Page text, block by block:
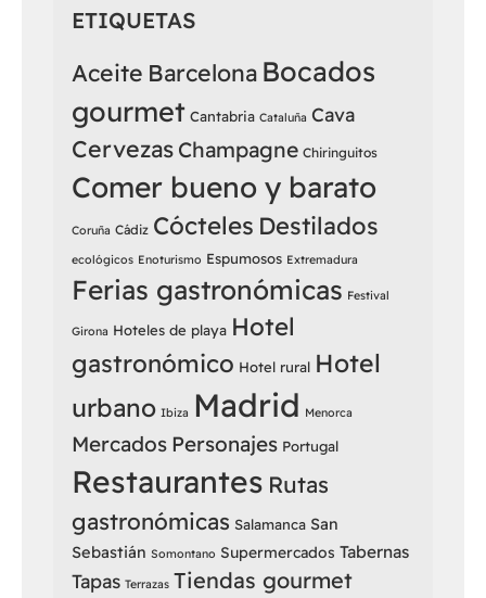
ETIQUETAS
Aceite Barcelona Bocados
gourmet Cantabria Cataluña Cava
Cervezas Champagne Chiringuitos
Comer bueno y barato
Coruña Cádiz Cócteles Destilados
ecológicos Enoturismo Espumosos Extremadura
Ferias gastronómicas Festival
Girona Hoteles de playa Hotel
gastronómico Hotel rural Hotel
urbano Ibiza Madrid Menorca
Mercados Personajes Portugal
Restaurantes Rutas
gastronómicas Salamanca San
Sebastián Somontano Supermercados Tabernas
Tapas Terrazas Tiendas gourmet